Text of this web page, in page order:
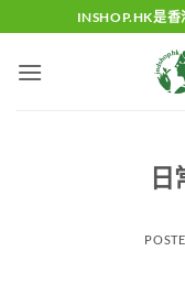
to
content
INSHOP.HK是